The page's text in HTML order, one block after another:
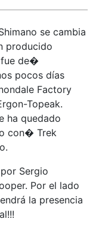
se cambia
producido
fue de�
pocos días
Factory
Topeak.
ha quedado
con� Trek
Sergio
Por el lado
la presencia